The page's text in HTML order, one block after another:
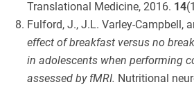
Translational Medicine, 2016. 14
Fulford, J., J.L. Varley-Campbell,
effect of breakfast versus no
in adolescents when performing
assessed by fMRI. Nutritional